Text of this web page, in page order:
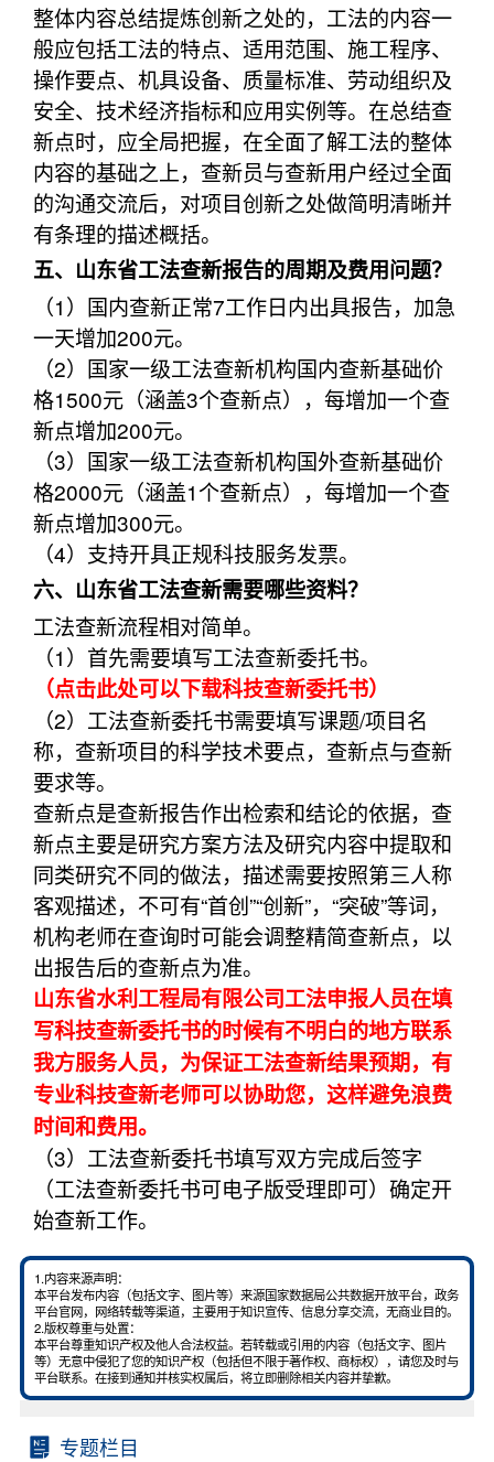
整体内容总结提炼创新之处的，工法的内容一
般应包括工法的特点、适用范围、施工程序、
操作要点、机具设备、质量标准、劳动组织及
安全、技术经济指标和应用实例等。在总结查
新点时，应全局把握，在全面了解工法的整体
内容的基础之上，查新员与查新用户经过全面
的沟通交流后，对项目创新之处做简明清晰并
有条理的描述概括。
五、山东省工法查新报告的周期及费用问题？
（1）国内查新正常7工作日内出具报告，加急
一天增加200元。
（2）国家一级工法查新机构国内查新基础价
格1500元（涵盖3个查新点），每增加一个查
新点增加200元。
（3）国家一级工法查新机构国外查新基础价
格2000元（涵盖1个查新点），每增加一个查
新点增加300元。
（4）支持开具正规科技服务发票。
六、山东省工法查新需要哪些资料？
工法查新流程相对简单。
（1）首先需要填写工法查新委托书。
（点击此处可以下载科技查新委托书）
（2）工法查新委托书需要填写课题/项目名
称，查新项目的科学技术要点，查新点与查新
要求等。
查新点是查新报告作出检索和结论的依据，查
新点主要是研究方案方法及研究内容中提取和
同类研究不同的做法，描述需要按照第三人称
客观描述，不可有“首创”“创新”，“突破”等词，
机构老师在查询时可能会调整精简查新点，以
出报告后的查新点为准。
山东省水利工程局有限公司工法申报人员在填
写科技查新委托书的时候有不明白的地方联系
我方服务人员，为保证工法查新结果预期，有
专业科技查新老师可以协助您，这样避免浪费
时间和费用。
（3）工法查新委托书填写双方完成后签字
（工法查新委托书可电子版受理即可）确定开
始查新工作。
1.内容来源声明：
本平台发布内容（包括文字、图片等）来源国家数据局公共数据开放平台，政务
平台官网，网络转载等渠道，主要用于知识宣传、信息分享交流，无商业目的。
2.版权尊重与处置：
本平台尊重知识产权及他人合法权益。若转载或引用的内容（包括文字、图片
等）无意中侵犯了您的知识产权（包括但不限于著作权、商标权），请您及时与
平台联系。在接到通知并核实权属后，将立即删除相关内容并挚歉。
专题栏目